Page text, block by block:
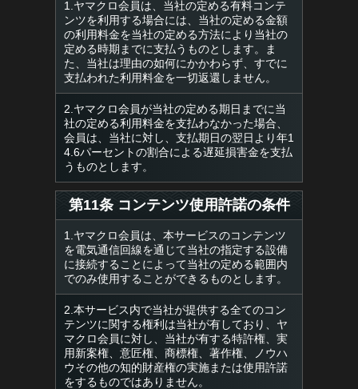
1.ヤマクロ会員は、当社の定める有料コンテ
ンツを利用する場合には、当社の定める金額
の利用料金を当社の定める方法により当社の
定める時期までに支払うものとします。ま
た、当社は理由の如何にかかわらず、すでに
支払われた利用料金を一切返還しません。
2.ヤマクロ会員が当社の定める期日までに当
社の定める利用料金を支払わなかった場合、
会員は、当社に対し、支払期日の翌日より年1
4.6パーセントの割合による遅延損害金を支払
うものとします。
第11条 コンテンツ使用許諾の条件
1.ヤマクロ会員は、本サービスのコンテンツ
を電気通信回線を通じて当社の指定する設備
に接続することによって当社の定める範囲内
でのみ使用することができるものとします。
2.本サービス内で当社が提供する全てのコン
テンツに関する権利は当社が有しており、ヤ
マクロ会員に対し、当社が有する特許権、実
用新案権、意匠権、商標権、著作権、ノウハ
ウその他の知的財産権の実施または使用許諾
をするものではありません。